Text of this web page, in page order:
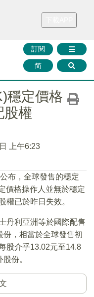
財華證券 媒體矩陣
訂閱
简
穩定價格
股權
上午6:23
布，全球發售的穩定
價格操作人並無於穩定
權已於昨日失效。
丹利亞洲等於國際配售
份，相當於全球發售初
股介乎13.02元至14.8
份。